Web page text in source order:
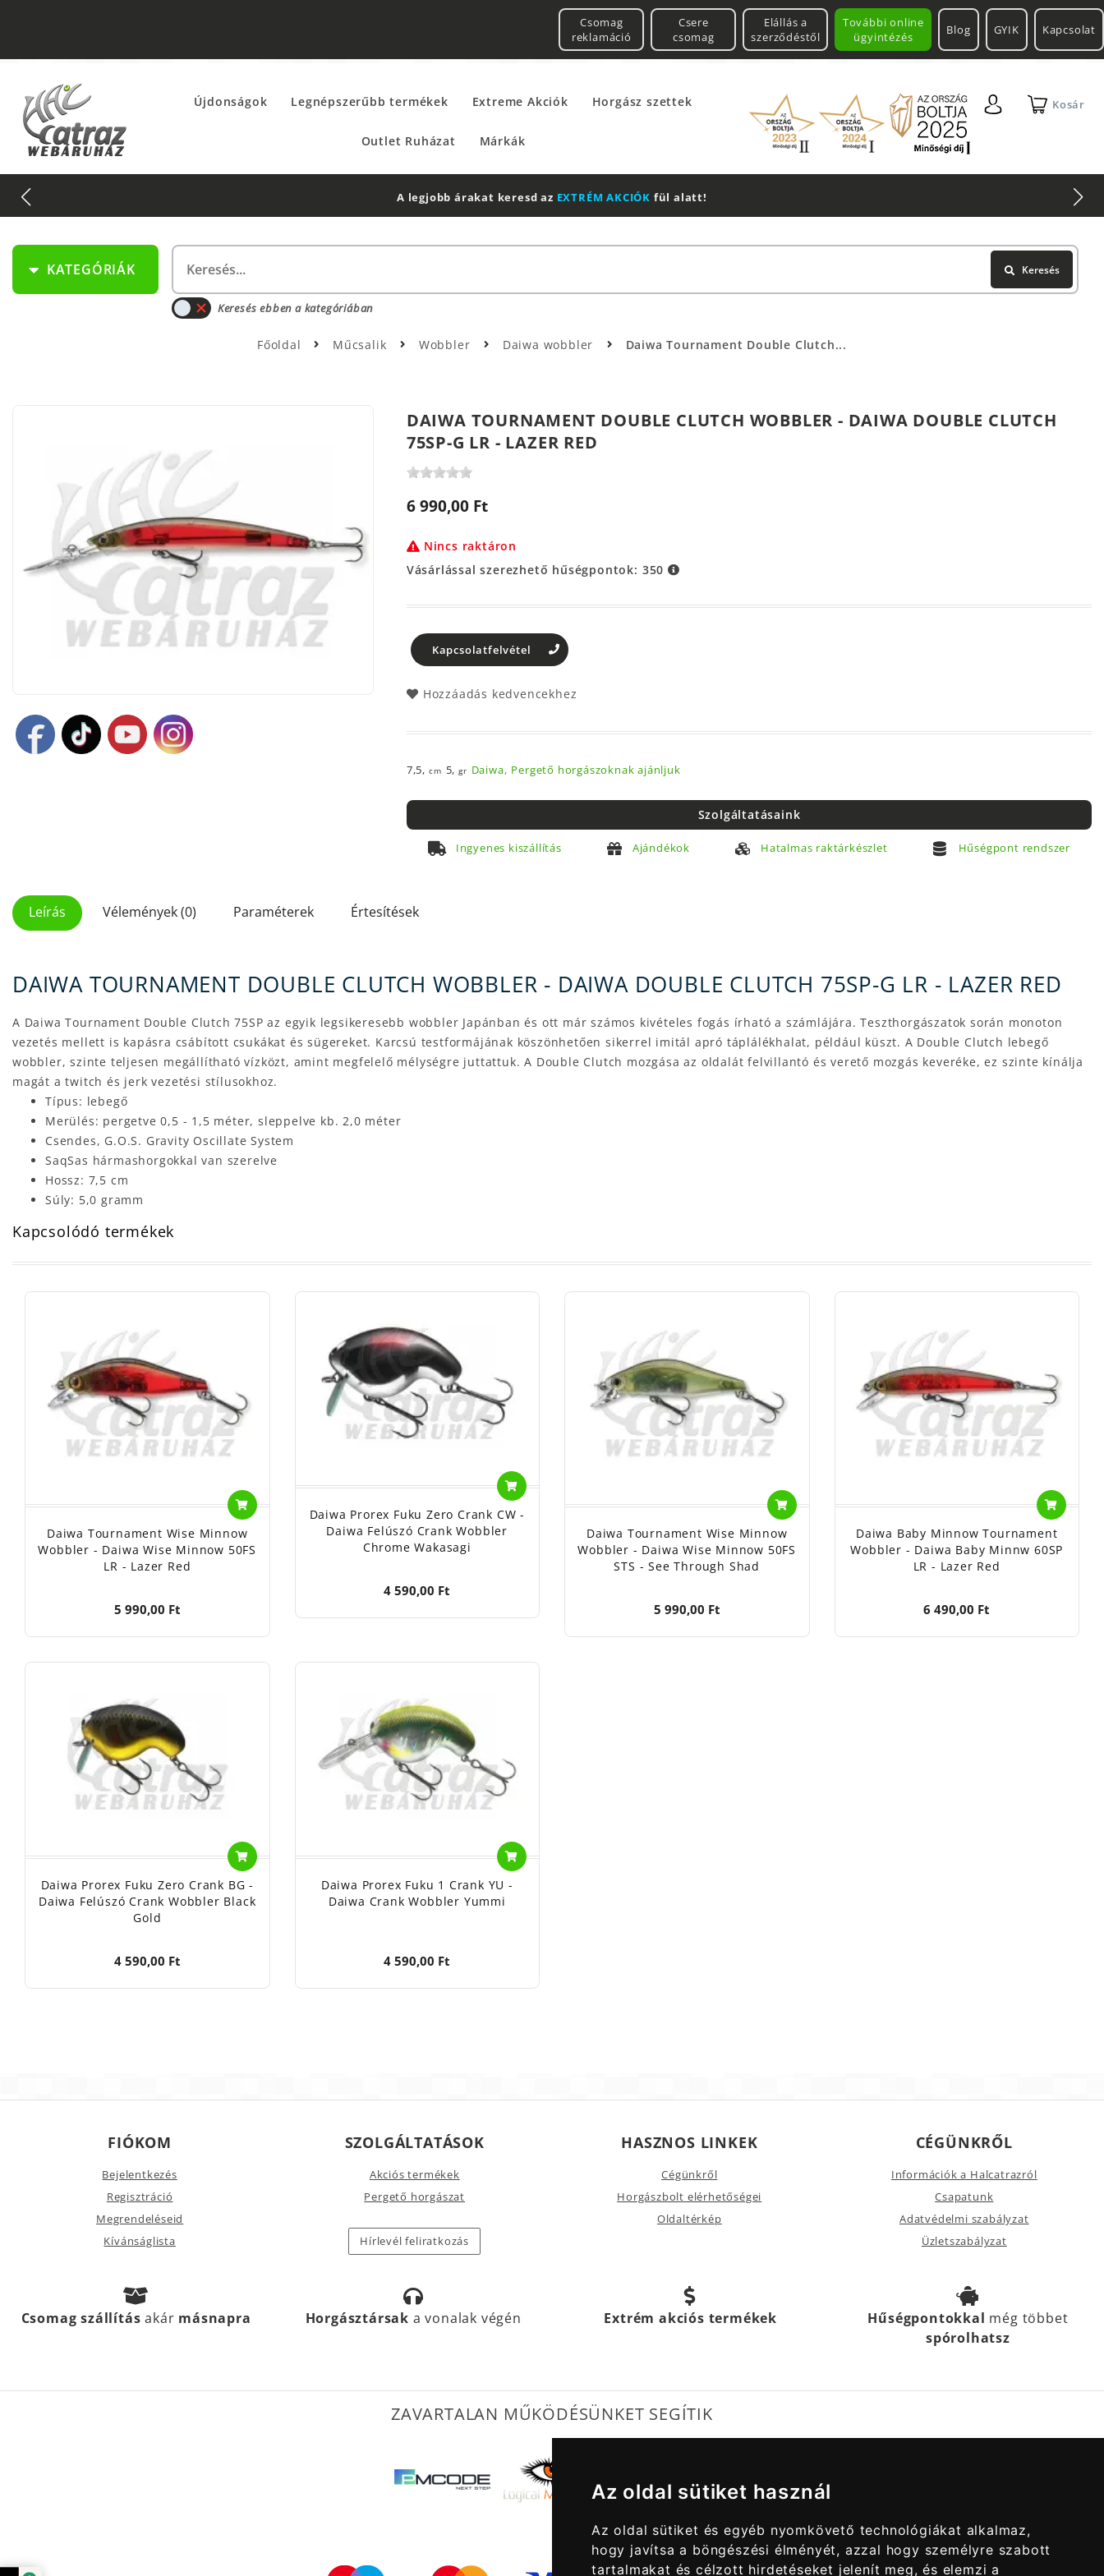
Az oldal sütiket használ
Az oldal sütiket és egyéb nyomkövető technológiákat alkalmaz,
hogy javítsa a böngészési élményét, azzal hogy személyre szabott
tartalmakat és célzott hirdetéseket jelenít meg, és elemzi a
További online
ügyintézés
Csomag
reklamáció
Csere
csomag
Elállás a
szerződéstől
Blog GYIK Kapcsolat
Újdonságok Legnépszerűbb termékek Extreme Akciók Horgász szettek
Outlet Ruházat Márkák
Kosár
A legjobb árakat keresd az EXTRÉM AKCIÓK fül alatt!
KATEGÓRIÁK Keresés
Keresés ebben a kategóriában
Főoldal Műcsalik Wobbler Daiwa wobbler Daiwa Tournament Double Clutch...
DAIWA TOURNAMENT DOUBLE CLUTCH WOBBLER - DAIWA DOUBLE CLUTCH
75SP-G LR - LAZER RED
6 990,00 Ft
Nincs raktáron
Vásárlással szerezhető hűségpontok: 350
Kapcsolatfelvétel
Hozzáadás kedvencekhez
7,5, cm 5, gr Daiwa, Pergető horgászoknak ajánljuk
Szolgáltatásaink
Ingyenes kiszállítás Ajándékok Hatalmas raktárkészlet Hűségpont rendszer
Leírás Vélemények (0) Paraméterek Értesítések
DAIWA TOURNAMENT DOUBLE CLUTCH WOBBLER - DAIWA DOUBLE CLUTCH 75SP-G LR - LAZER RED
A Daiwa Tournament Double Clutch 75SP az egyik legsikeresebb wobbler Japánban és ott már számos kivételes fogás írható a számlájára. Teszthorgászatok során monoton
vezetés mellett is kapásra csábított csukákat és sügereket. Karcsú testformájának köszönhetően sikerrel imitál apró táplálékhalat, például küszt. A Double Clutch lebegő
wobbler, szinte teljesen megállítható vízközt, amint megfelelő mélységre juttattuk. A Double Clutch mozgása az oldalát felvillantó és verető mozgás keveréke, ez szinte kínálja
magát a twitch és jerk vezetési stílusokhoz.
Típus: lebegő
Merülés: pergetve 0,5 - 1,5 méter, sleppelve kb. 2,0 méter
Csendes, G.O.S. Gravity Oscillate System
SaqSas hármashorgokkal van szerelve
Hossz: 7,5 cm
Súly: 5,0 gramm
Kapcsolódó termékek
Daiwa Tournament Wise Minnow
Wobbler - Daiwa Wise Minnow 50FS
LR - Lazer Red
5 990,00 Ft
Daiwa Prorex Fuku Zero Crank CW -
Daiwa Felúszó Crank Wobbler
Chrome Wakasagi
4 590,00 Ft
Daiwa Tournament Wise Minnow
Wobbler - Daiwa Wise Minnow 50FS
STS - See Through Shad
5 990,00 Ft
Daiwa Baby Minnow Tournament
Wobbler - Daiwa Baby Minnw 60SP
LR - Lazer Red
6 490,00 Ft
Daiwa Prorex Fuku Zero Crank BG -
Daiwa Felúszó Crank Wobbler Black
Gold
4 590,00 Ft
Daiwa Prorex Fuku 1 Crank YU -
Daiwa Crank Wobbler Yummi
4 590,00 Ft
FIÓKOM
Bejelentkezés
Regisztráció
Megrendeléseid
Kívánságlista
SZOLGÁLTATÁSOK
Akciós termékek
Pergető horgászat
Hírlevél feliratkozás
HASZNOS LINKEK
Cégünkről
Horgászbolt elérhetőségei
Oldaltérkép
CÉGÜNKRŐL
Információk a Halcatrazról
Csapatunk
Adatvédelmi szabályzat
Üzletszabályzat
Csomag szállításakár másnapra Horgásztársak a vonalak végén Extrém akciós termékek Hűségpontokkal még többet
spórolhatsz
ZAVARTALAN MŰKÖDÉSÜNKET SEGÍTIK